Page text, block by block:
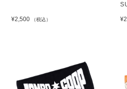
¥2,500 （税込）